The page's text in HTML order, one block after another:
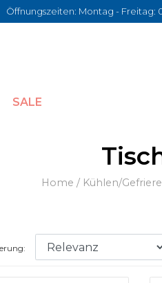
Öffnungszeiten: Montag - Freitag:
SALE
Home / Kühlen/